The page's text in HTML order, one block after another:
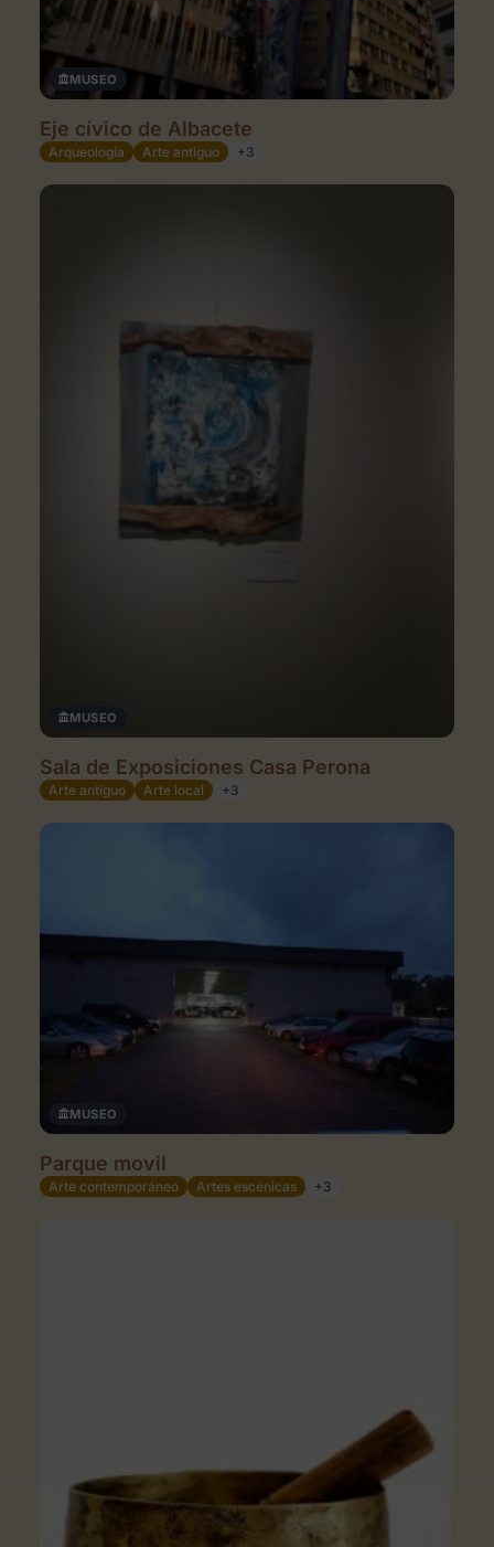
MUSEO
Eje cívico de Albacete
Arqueología Arte antiguo +3
MUSEO
Sala de Exposiciones Casa Perona
Arte antiguo Arte local +3
MUSEO
Parque movil
Arte contemporáneo Artes escénicas +3